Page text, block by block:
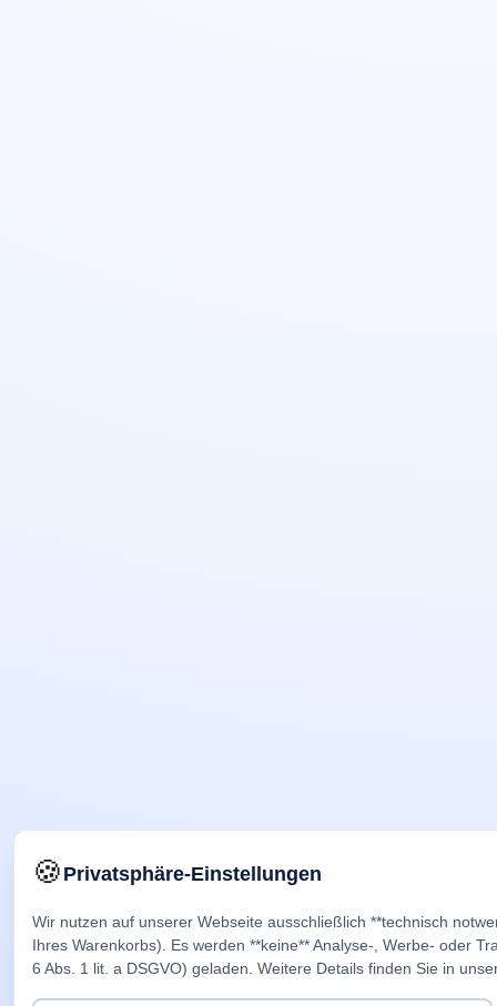
🍪Privatsphäre-Einstellungen
Wir nutzen auf unserer Webseite ausschließlich **technisch
Ihres Warenkorbs). Es werden **keine** Analyse-, Werbe- oder
6 Abs. 1 lit. a DSGVO) geladen. Weitere Details finden Sie in